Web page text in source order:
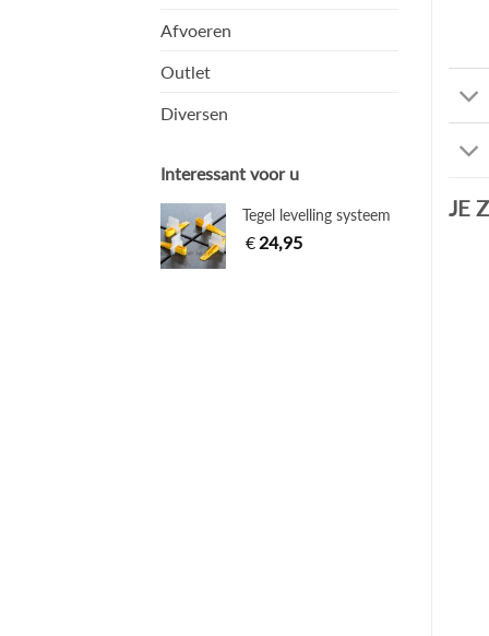
Afvoeren
Outlet
Diversen
Interessant voor u
Tegel levelling systeem
€ 24,95
JE